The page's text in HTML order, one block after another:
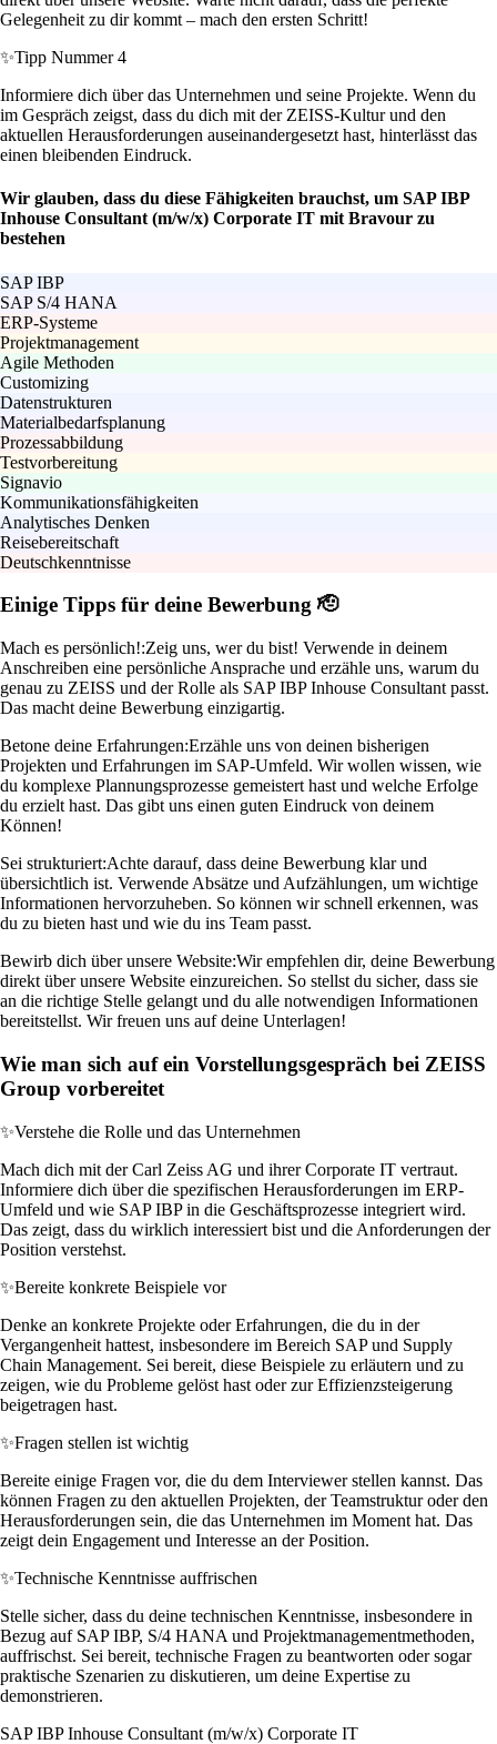
Gelegenheit zu dir kommt – mach den ersten Schritt!
✨Tipp Nummer 4
Informiere dich über das Unternehmen und seine Projekte. Wenn du
im Gespräch zeigst, dass du dich mit der ZEISS-Kultur und den
aktuellen Herausforderungen auseinandergesetzt hast, hinterlässt das
einen bleibenden Eindruck.
Wir glauben, dass du diese Fähigkeiten brauchst, um SAP IBP
Inhouse Consultant (m/w/x) Corporate IT mit Bravour zu
bestehen
SAP IBP
SAP S/4 HANA
ERP-Systeme
Projektmanagement
Agile Methoden
Customizing
Datenstrukturen
Materialbedarfsplanung
Prozessabbildung
Testvorbereitung
Signavio
Kommunikationsfähigkeiten
Analytisches Denken
Reisebereitschaft
Deutschkenntnisse
Einige Tipps für deine Bewerbung 🫡
Mach es persönlich!:Zeig uns, wer du bist! Verwende in deinem
Anschreiben eine persönliche Ansprache und erzähle uns, warum du
genau zu ZEISS und der Rolle als SAP IBP Inhouse Consultant passt.
Das macht deine Bewerbung einzigartig.
Betone deine Erfahrungen:Erzähle uns von deinen bisherigen
Projekten und Erfahrungen im SAP-Umfeld. Wir wollen wissen, wie
du komplexe Plannungsprozesse gemeistert hast und welche Erfolge
du erzielt hast. Das gibt uns einen guten Eindruck von deinem
Können!
Sei strukturiert:Achte darauf, dass deine Bewerbung klar und
übersichtlich ist. Verwende Absätze und Aufzählungen, um wichtige
Informationen hervorzuheben. So können wir schnell erkennen, was
du zu bieten hast und wie du ins Team passt.
Bewirb dich über unsere Website:Wir empfehlen dir, deine Bewerbung
direkt über unsere Website einzureichen. So stellst du sicher, dass sie
an die richtige Stelle gelangt und du alle notwendigen Informationen
bereitstellst. Wir freuen uns auf deine Unterlagen!
Wie man sich auf ein Vorstellungsgespräch bei ZEISS
Group vorbereitet
✨Verstehe die Rolle und das Unternehmen
Mach dich mit der Carl Zeiss AG und ihrer Corporate IT vertraut.
Informiere dich über die spezifischen Herausforderungen im ERP-
Umfeld und wie SAP IBP in die Geschäftsprozesse integriert wird.
Das zeigt, dass du wirklich interessiert bist und die Anforderungen der
Position verstehst.
✨Bereite konkrete Beispiele vor
Denke an konkrete Projekte oder Erfahrungen, die du in der
Vergangenheit hattest, insbesondere im Bereich SAP und Supply
Chain Management. Sei bereit, diese Beispiele zu erläutern und zu
zeigen, wie du Probleme gelöst hast oder zur Effizienzsteigerung
beigetragen hast.
✨Fragen stellen ist wichtig
Bereite einige Fragen vor, die du dem Interviewer stellen kannst. Das
können Fragen zu den aktuellen Projekten, der Teamstruktur oder den
Herausforderungen sein, die das Unternehmen im Moment hat. Das
zeigt dein Engagement und Interesse an der Position.
✨Technische Kenntnisse auffrischen
Stelle sicher, dass du deine technischen Kenntnisse, insbesondere in
Bezug auf SAP IBP, S/4 HANA und Projektmanagementmethoden,
auffrischst. Sei bereit, technische Fragen zu beantworten oder sogar
praktische Szenarien zu diskutieren, um deine Expertise zu
demonstrieren.
SAP IBP Inhouse Consultant (m/w/x) Corporate IT